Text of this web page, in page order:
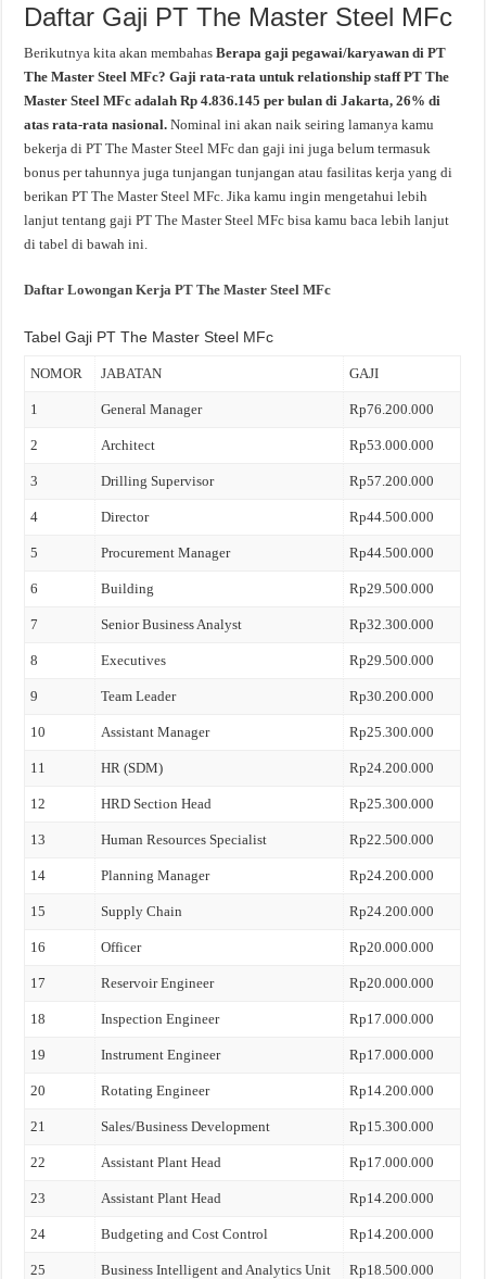
Daftar Gaji PT The Master Steel MFc
Berikutnya kita akan membahasBerapa gaji pegawai/karyawan di PT
The Master Steel MFc? Gaji rata-rata untuk relationship staff PT The
Master Steel MFc adalah Rp 4.836.145 per bulan di Jakarta, 26% di
atas rata-rata nasional.Nominal ini akan naik seiring lamanya kamu
bekerja di PT The Master Steel MFc dan gaji ini juga belum termasuk
bonus per tahunnya juga tunjangan tunjangan atau fasilitas kerja yang di
berikan PT The Master Steel MFc. Jika kamu ingin mengetahui lebih
lanjut tentang gaji PT The Master Steel MFc bisa kamu baca lebih lanjut
di tabel di bawah ini.
Daftar Lowongan Kerja PT The Master Steel MFc
Tabel Gaji PT The Master Steel MFc
NOMOR JABATAN GAJI
1 General Manager Rp76.200.000
2 Architect Rp53.000.000
3 Drilling Supervisor Rp57.200.000
4 Director Rp44.500.000
5 Procurement Manager Rp44.500.000
6 Building Rp29.500.000
7 Senior Business Analyst Rp32.300.000
8 Executives Rp29.500.000
9 Team Leader Rp30.200.000
10 Assistant Manager Rp25.300.000
11 HR (SDM) Rp24.200.000
12 HRD Section Head Rp25.300.000
13 Human Resources Specialist Rp22.500.000
14 Planning Manager Rp24.200.000
15 Supply Chain Rp24.200.000
16 Officer Rp20.000.000
17 Reservoir Engineer Rp20.000.000
18 Inspection Engineer Rp17.000.000
19 Instrument Engineer Rp17.000.000
20 Rotating Engineer Rp14.200.000
21 Sales/Business Development Rp15.300.000
22 Assistant Plant Head Rp17.000.000
23 Assistant Plant Head Rp14.200.000
24 Budgeting and Cost Control Rp14.200.000
25 Business Intelligent and Analytics Unit Rp18.500.000